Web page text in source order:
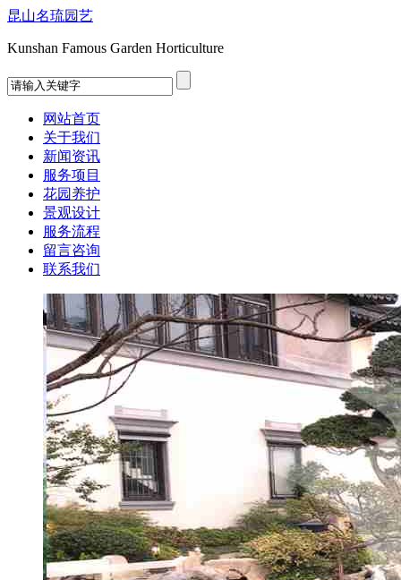
昆山名琉园艺
Kunshan Famous Garden Horticulture
网站首页
关于我们
新闻资讯
服务项目
花园养护
景观设计
服务流程
留言咨询
联系我们